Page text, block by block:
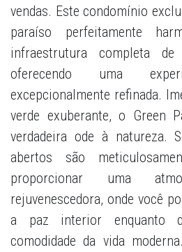
vendas. Este condomínio
paraíso perfeitamente
infraestrutura completa
oferecendo uma
excepcionalmente refinada.
verde exuberante, o Green
verdadeira ode à natureza.
abertos são
proporcionar uma
rejuvenescedora, onde você
a paz interior enquanto
comodidade da vida